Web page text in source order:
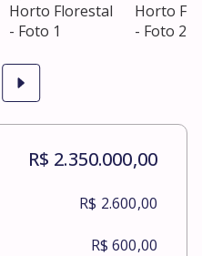
R$ 2.350.000,00
R$ 2.600,00
R$ 600,00